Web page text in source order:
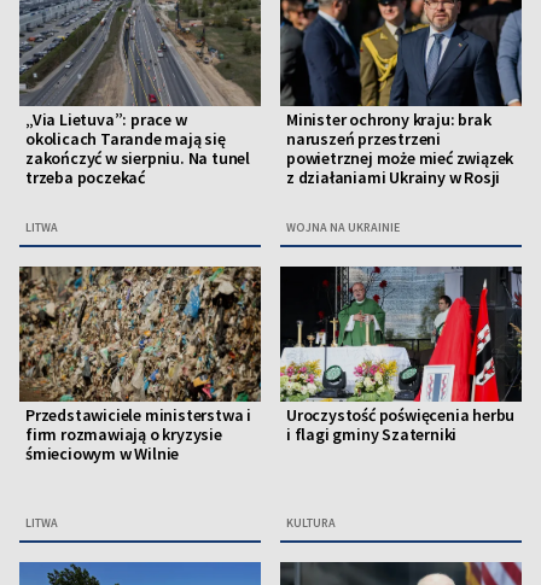
„Via Lietuva”: prace w
okolicach Tarande mają się
zakończyć w sierpniu. Na tunel
trzeba poczekać
LITWA
Minister ochrony kraju: brak
naruszeń przestrzeni
powietrznej może mieć związek
z działaniami Ukrainy w Rosji
WOJNA NA UKRAINIE
Przedstawiciele ministerstwa i
firm rozmawiają o kryzysie
śmieciowym w Wilnie
LITWA
Uroczystość poświęcenia herbu
i flagi gminy Szaterniki
KULTURA